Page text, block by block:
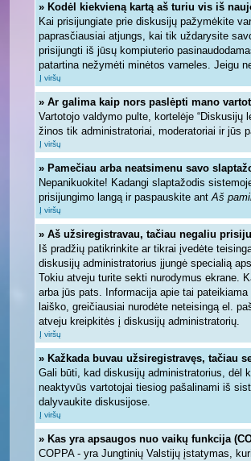
» Kodėl kiekvieną kartą aš turiu vis iš
Kai prisijungiate prie diskusijų pažymėkite
paprasčiausiai atjungs, kai tik uždarysite
prisijungti iš jūsų kompiuterio
patartina nežymėti minėtos varneles. Jeigu
Į viršų
» Ar galima kaip nors paslėpti mano
Vartotojo valdymo pulte, kortelėje “Diskusijų
žinos tik administratoriai, moderatoriai ir jūs
Į viršų
» Pamečiau arba neatsimenu savo
Nepanikuokite! Kadangi slaptažodis
prisijungimo langą ir paspauskite antAš
Į viršų
» Aš užsiregistravau, tačiau negaliu
Iš pradžių patikrinkite ar tikrai įvedėte
diskusijų administratorius įjungė specialią
Tokiu atveju turite sekti nurodymus ekrane.
arba jūs pats. Informacija apie tai
laiško, greičiausiai nurodėte neteisingą el.
atveju kreipkitės į diskusijų administratorių.
Į viršų
» Kažkada buvau užsiregistravęs, tačiau
Gali būti, kad diskusijų administratorius, dėl
neaktyvūs vartotojai tiesiog pašalinami iš
dalyvaukite diskusijose.
Į viršų
» Kas yra apsaugos nuo vaikų funkcija
COPPA - yra Jungtinių Valstijų įstatymas,